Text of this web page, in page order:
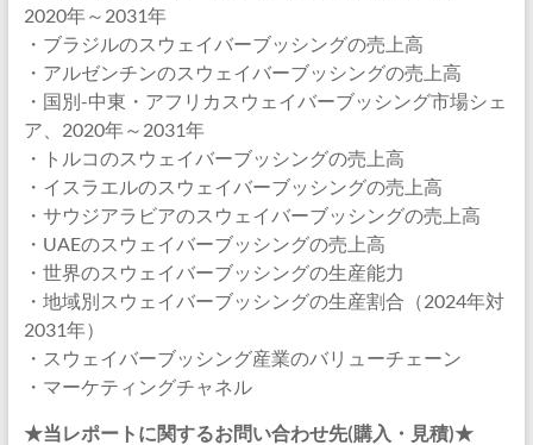
2020年～2031年
・ブラジルのスウェイバーブッシングの売上高
・アルゼンチンのスウェイバーブッシングの売上高
・国別-中東・アフリカスウェイバーブッシング市場シェ
ア、2020年～2031年
・トルコのスウェイバーブッシングの売上高
・イスラエルのスウェイバーブッシングの売上高
・サウジアラビアのスウェイバーブッシングの売上高
・UAEのスウェイバーブッシングの売上高
・世界のスウェイバーブッシングの生産能力
・地域別スウェイバーブッシングの生産割合（2024年対
2031年）
・スウェイバーブッシング産業のバリューチェーン
・マーケティングチャネル
★当レポートに関するお問い合わせ先(購入・見積)★